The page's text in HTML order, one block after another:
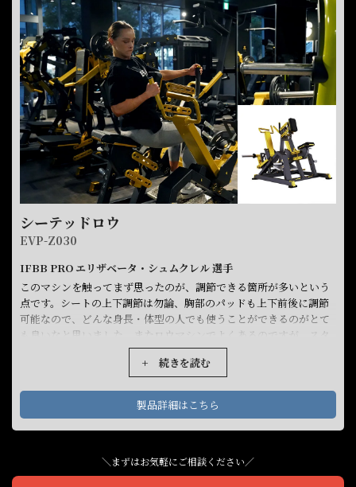
た。マシンの動きとしても真っ直ぐ上に上がる軌道なので、ダイレ
クトに三角筋のフロントの部分に負荷が乗ってくる優れたマシンだ
と感じました。
シーテッドロウ
EVP-Z030
IFBB PRO エリザベータ・シュムクレル 選手
このマシンを触ってまず思ったのが、調節できる箇所が多いという
点です。シートの上下調節は勿論、胸部のパッドも上下前後に調節
可能なので、どんな身長・体型の人でも使うことができるのがとて
も良いなと思いました。またロウマシンでよくあるのですが、スタ
ートポジションでグリップにかなり手を伸ばさないと届かないとい
う点。欠点では無いけれど、ちょっと嫌だなって思う部分でもあっ
プが手元に引き寄せられるので、不要な力を使わずに済むのはトレ
ーニーにとっては非常に嬉しいですね。またグリップは２種類の角
度があり、片腕でも両腕でも引くことができるので、背中の筋肉に
ということは、背骨付近の筋肉もターゲットしやすいという点も非
常にプラスに感じました。
+ 続きを読む
製品詳細はこちら
＼まずはお気軽にご相談ください／